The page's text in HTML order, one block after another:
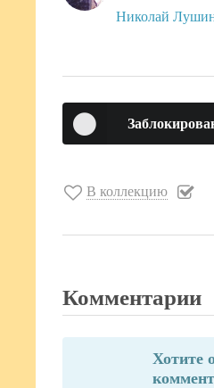
Николай
В коллекцию
Комментарии
Хотите